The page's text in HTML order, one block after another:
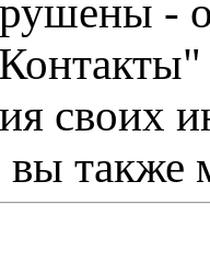
-
своих
также